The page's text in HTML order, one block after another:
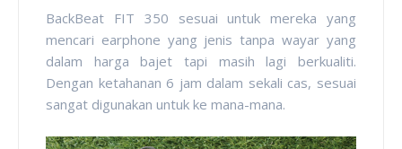
BackBeat FIT 350 sesuai untuk mereka yang
mencari earphone yang jenis tanpa wayar yang
dalam harga bajet tapi masih lagi berkualiti.
Dengan ketahanan 6 jam dalam sekali cas, sesuai
sangat digunakan untuk ke mana-mana.